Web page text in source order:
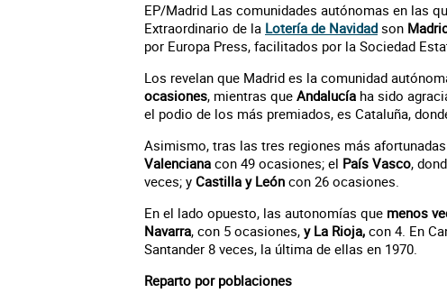
EP/Madrid Las comunidades autónomas en las
Extraordinario de la Lotería de Navidad son
por Europa Press, facilitados por la Sociedad
Los revelan que Madrid es la comunidad
ocasiones, mientras que Andalucía ha sido
el podio de los más premiados, es Cataluña,
Asimismo, tras las tres regiones más
Valenciana con 49 ocasiones; el País Vasco,
veces; y Castilla y León con 26 ocasiones.
En el lado opuesto, las autonomías que menos
Navarra, con 5 ocasiones, y La Rioja, con 4. En
Santander 8 veces, la última de ellas en 1970.
Reparto por poblaciones